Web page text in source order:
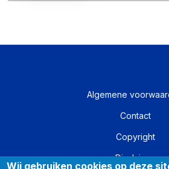
Algemene
Contact
Copyright
Disclaimer
Wij gebruiken cookies op deze